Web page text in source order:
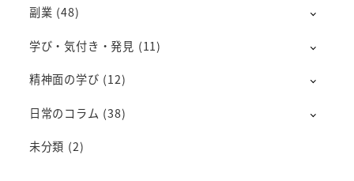
副業 (48)
学び・気付き・発見 (11)
精神面の学び (12)
日常のコラム (38)
未分類 (2)